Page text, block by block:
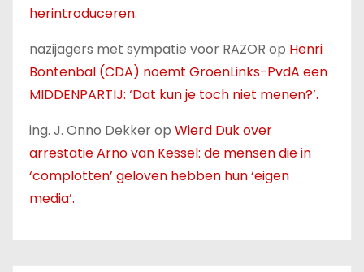
herintroduceren.
nazijagers met sympatie voor RAZOR op Henri
Bontenbal (CDA) noemt GroenLinks-PvdA een
MIDDENPARTIJ: ‘Dat kun je toch niet menen?’.
ing. J. Onno Dekkerop Wierd Duk over
arrestatie Arno van Kessel: de mensen die in
‘complotten’ geloven hebben hun ‘eigen
media’.